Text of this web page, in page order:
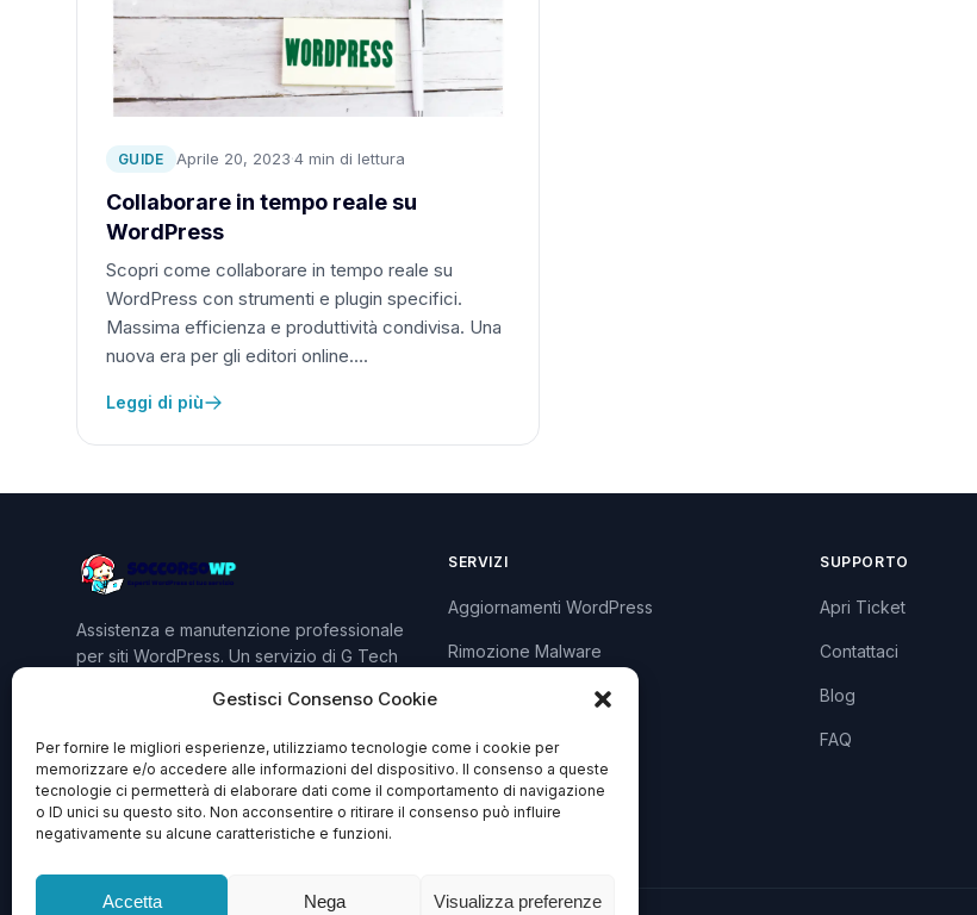
Gestisci Consenso Cookie
Per fornire le migliori esperienze, utilizziamo tecnologie come i cookie per
memorizzare e/o accedere alle informazioni del dispositivo. Il consenso a queste
tecnologie ci permetterà di elaborare dati come il comportamento di navigazione
o ID unici su questo sito. Non acconsentire o ritirare il consenso può influire
negativamente su alcune caratteristiche e funzioni.
Accetta Nega Visualizza preferenze
GUIDE Aprile 20, 2023·4 min di lettura
Collaborare in tempo reale su
WordPress
Scopri come collaborare in tempo reale su
WordPress con strumenti e plugin specifici.
Massima efficienza e produttività condivisa. Una
nuova era per gli editori online….
Leggi di più
Assistenza e manutenzione professionale
per siti WordPress. Un servizio di G Tech
SERVIZI
Aggiornamenti WordPress
Rimozione Malware
Piani e Prezzi
SUPPORTO
Apri Ticket
Contattaci
Blog
FAQ